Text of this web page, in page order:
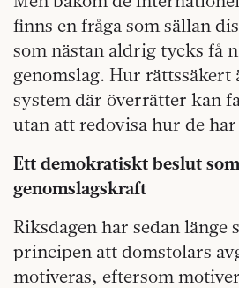
finns en fråga som sällan
som nästan aldrig tycks få
genomslag. Hur rättssäkert
system där överrätter kan
utan att redovisa hur de
Ett demokratiskt beslut
genomslagskraft
Riksdagen har sedan länge
principen att domstolars
motiveras, eftersom